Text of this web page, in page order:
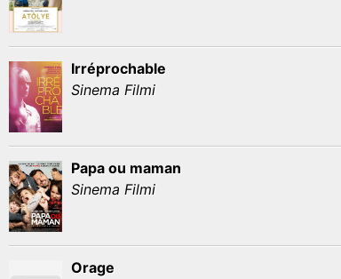
Irréprochable
Sinema Filmi
Papa ou maman
Sinema Filmi
Orage